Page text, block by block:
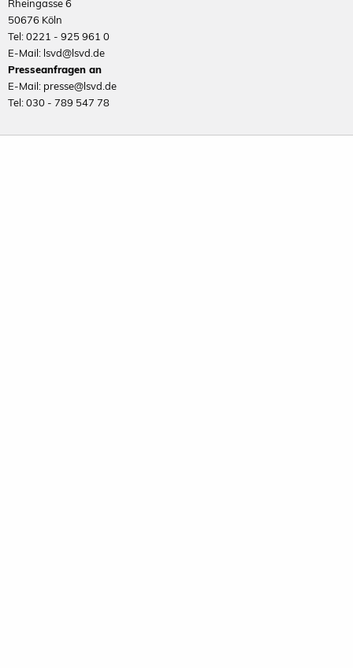
Rheingasse 6
50676 Köln
Tel: 0221 - 925 961 0
E-Mail: lsvd@lsvd.de
Presseanfragen an
E-Mail: presse@lsvd.de
Tel: 030 - 789 547 78